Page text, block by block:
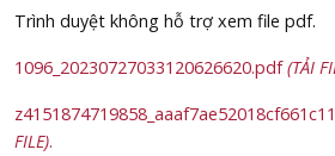
Trình duyệt không hỗ trợ xem file pdf.
1096_20230727033120626620.pdf(TẢI
FILE).